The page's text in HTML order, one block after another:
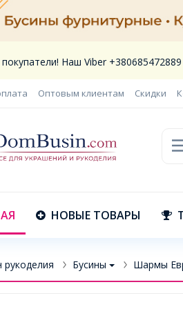
Наш Viber
Оптовым клиентам Скидки
НОВЫЕ ТОВАРЫ
рукоделия Бусины Шармы